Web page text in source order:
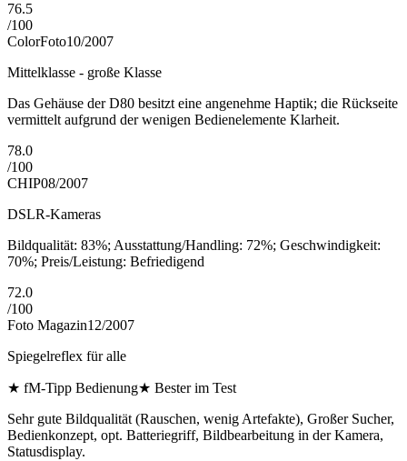
76.5
/100
ColorFoto10/2007
Mittelklasse - große Klasse
Das Gehäuse der D80 besitzt eine angenehme Haptik; die Rückseite
vermittelt aufgrund der wenigen Bedienelemente Klarheit.
78.0
/100
CHIP08/2007
DSLR-Kameras
Bildqualität: 83%; Ausstattung/Handling: 72%; Geschwindigkeit:
70%; Preis/Leistung: Befriedigend
72.0
/100
Foto Magazin12/2007
Spiegelreflex für alle
★ fM-Tipp Bedienung★ Bester im Test
Sehr gute Bildqualität (Rauschen, wenig Artefakte), Großer Sucher,
Bedienkonzept, opt. Batteriegriff, Bildbearbeitung in der Kamera,
Statusdisplay.